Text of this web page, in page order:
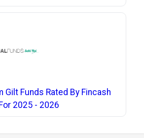
Gilt Funds Rated By Fincash
For 2025 - 2026